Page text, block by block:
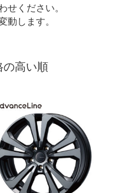
せください。
動します。
の高い順